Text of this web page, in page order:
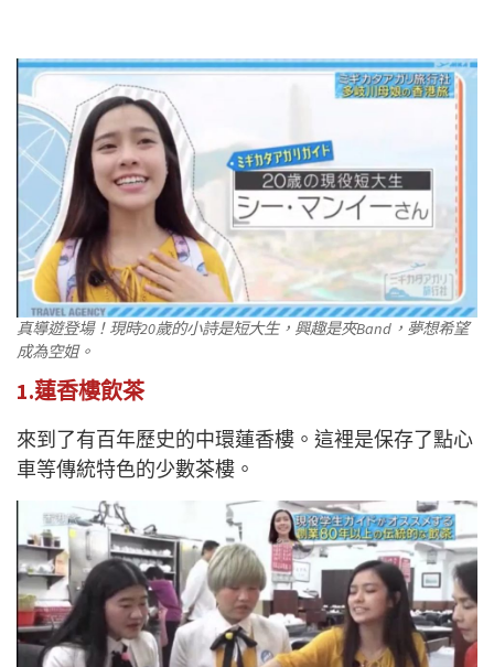
真導遊登場！現時20歲的小詩是短大生，興趣是夾Band，夢想希望
成為空姐。
1.蓮香樓飲茶
來到了有百年歷史的中環蓮香樓。這裡是保存了點心
車等傳統特色的少數茶樓。